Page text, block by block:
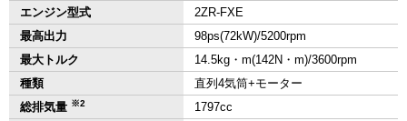
エンジン型式
2ZR-FXE
最高出力
98ps(72kW)/5200rpm
最大トルク
14.5kg・m(142N・m)/3600rpm
種類
直列4気筒+モーター
総排気量 ※2
1797cc